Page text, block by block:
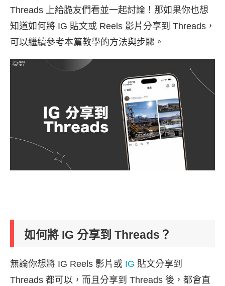
Threads 上給脆友們看並一起討論！那如果你也想
知道如何將 IG 貼文或 Reels 影片分享到 Threads，
可以繼續參考本篇教學的方法與步驟。
如何將 IG 分享到 Threads？
無論你想將 IG Reels 影片或 IG 貼文分享到
Threads 都可以，而且分享到 Threads 後，都會直